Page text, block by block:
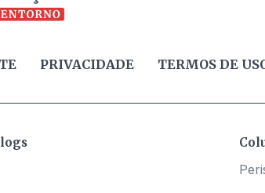
PRIVACIDADE TERMOS DE